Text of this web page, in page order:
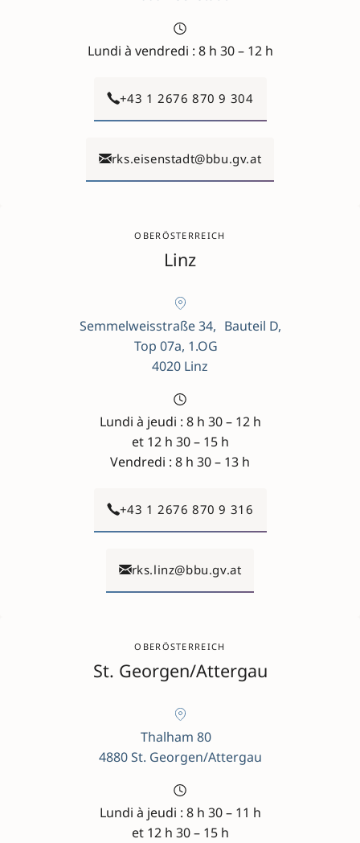
Lundi à vendredi : 8 h 30 – 12 h
+43 1 2676 870 9 304
rks.eisenstadt@bbu.gv.at
OBERÖSTERREICH
Linz
Semmelweisstraße 34, Bauteil D,
Top 07a, 1.OG
4020 Linz
Lundi à jeudi : 8 h 30 – 12 h
et 12 h 30 – 15 h
Vendredi : 8 h 30 – 13 h
+43 1 2676 870 9 316
rks.linz@bbu.gv.at
OBERÖSTERREICH
St. Georgen/Attergau
Thalham 80
4880 St. Georgen/Attergau
Lundi à jeudi : 8 h 30 – 11 h
et 12 h 30 – 15 h